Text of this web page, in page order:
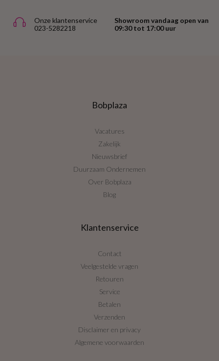
Onze klantenservice
023-5282218
Showroom vandaag open van
09:30 tot 17:00 uur
Bobplaza
Vacatures
Zakelijk
Nieuwsbrief
Duurzaam Ondernemen
Over Bobplaza
Blog
Klantenservice
Contact
Veelgestelde vragen
Retouren
Service
Betalen
Verzenden
Disclaimer en privacy
Algemene voorwaarden